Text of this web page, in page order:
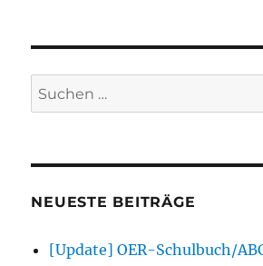
Suchen
nach:
NEUESTE BEITRÄGE
[Update] OER-Schulbuch/